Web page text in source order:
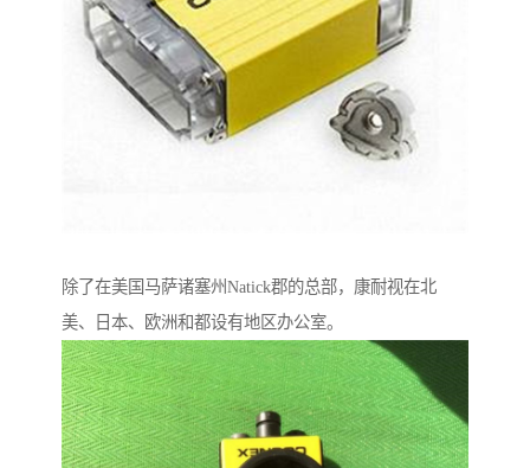
除了在美国马萨诸塞州Natick郡的总部，康耐视在北
美、日本、欧洲和都设有地区办公室。